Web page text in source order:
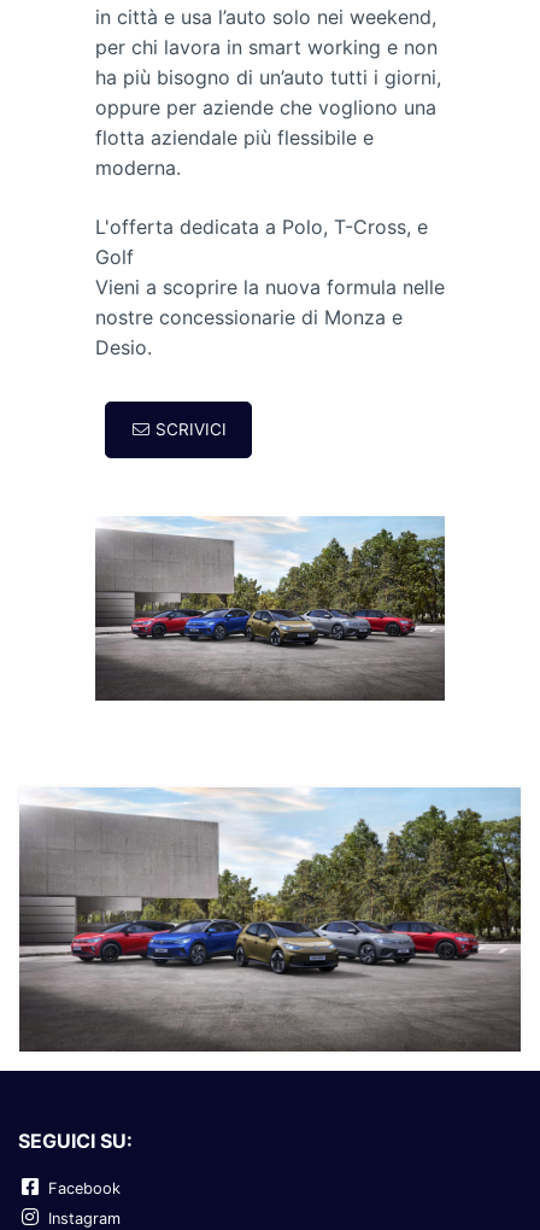
in città e usa l’auto solo nei weekend,
per chi lavora in smart working e non
ha più bisogno di un’auto tutti i giorni,
oppure per aziende che vogliono una
flotta aziendale più flessibile e
moderna.
L'offerta dedicata a Polo, T-Cross, e
Golf
Vieni a scoprire la nuova formula nelle
nostre concessionarie di Monza e
Desio.
SCRIVICI
SEGUICI SU:
Facebook
Instagram